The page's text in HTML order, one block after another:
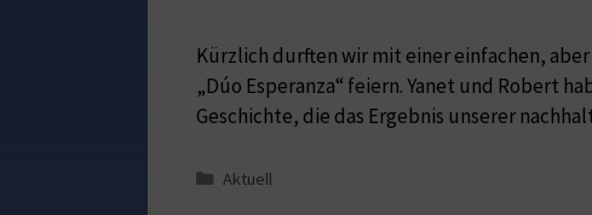
Kürzlich durften wir mit einer einfachen, aber
„Dúo Esperanza“ feiern. Yanet und Robert
Geschichte, die das Ergebnis unserer
Aktuell